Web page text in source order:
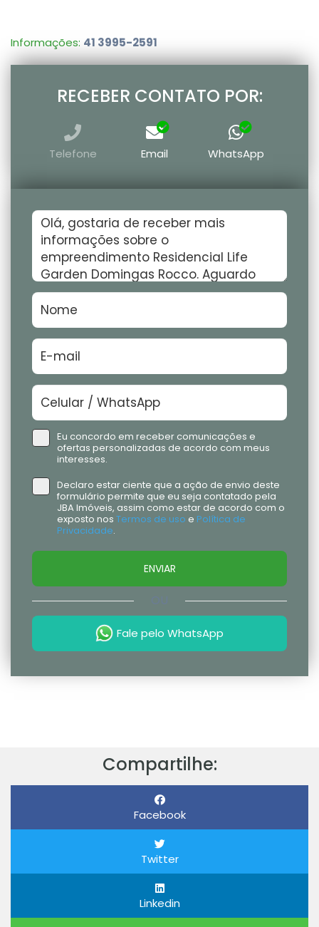
Informações: 41 3995-2591
RECEBER CONTATO POR:
Telefone Email WhatsApp
Eu concordo em receber comunicações e
ofertas personalizadas de acordo com meus
interesses.
Declaro estar ciente que a ação de envio deste
formulário permite que eu seja contatado pela
JBA Imóveis, assim como estar de acordo com o
exposto nos Termos de uso e Política de
Privacidade.
ENVIAR
OU
Fale pelo WhatsApp
Compartilhe:
Facebook
Twitter
Linkedin